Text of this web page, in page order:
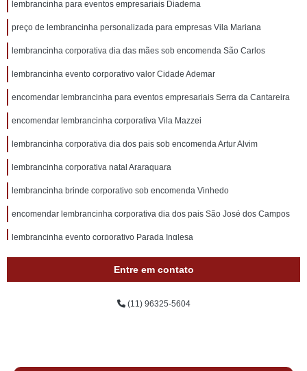
lembrancinha para eventos empresariais Diadema
preço de lembrancinha personalizada para empresas Vila Mariana
lembrancinha corporativa dia das mães sob encomenda São Carlos
lembrancinha evento corporativo valor Cidade Ademar
encomendar lembrancinha para eventos empresariais Serra da Cantareira
encomendar lembrancinha corporativa Vila Mazzei
lembrancinha corporativa dia dos pais sob encomenda Artur Alvim
lembrancinha corporativa natal Araraquara
lembrancinha brinde corporativo sob encomenda Vinhedo
encomendar lembrancinha corporativa dia dos pais São José dos Campos
lembrancinha evento corporativo Parada Inglesa
lembrancinha brinde corporativo Lauzane Paulista
lembrancinha corporativa natal Araçatuba
Entre em contato
(11) 96325-5604